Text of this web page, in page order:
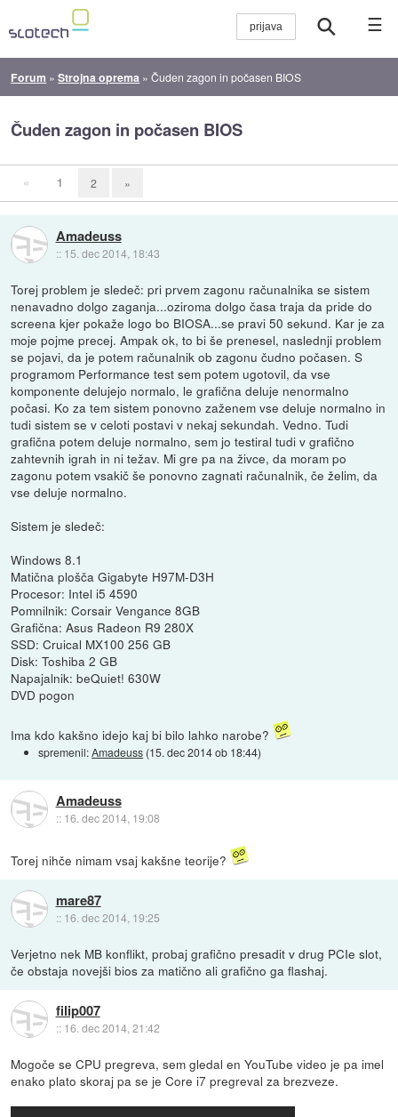
☰
Forum »Strojna oprema »Čuden zagon in počasen BIOS
Čuden zagon in počasen BIOS
« 1 2 »
Amadeuss
:: 15. dec 2014, 18:43
Torej problem je sledeč: pri prvem zagonu računalnika se sistem
nenavadno dolgo zaganja...oziroma dolgo časa traja da pride do
screena kjer pokaže logo bo BIOSA...se pravi 50 sekund. Kar je za
moje pojme precej. Ampak ok, to bi še prenesel, naslednji problem
se pojavi, da je potem računalnik ob zagonu čudno počasen. S
programom Performance test sem potem ugotovil, da vse
komponente delujejo normalo, le grafična deluje nenormalno
počasi. Ko za tem sistem ponovno zaženem vse deluje normalno in
tudi sistem se v celoti postavi v nekaj sekundah. Vedno. Tudi
grafična potem deluje normalno, sem jo testiral tudi v grafično
zahtevnih igrah in ni težav. Mi gre pa na živce, da moram po
zagonu potem vsakič še ponovno zagnati računalnik, če želim, da
vse deluje normalno.
Sistem je sledeč:
Windows 8.1
Matična plošča Gigabyte H97M-D3H
Procesor: Intel i5 4590
Pomnilnik: Corsair Vengance 8GB
Grafična: Asus Radeon R9 280X
SSD: Cruical MX100 256 GB
Disk: Toshiba 2 GB
Napajalnik: beQuiet! 630W
DVD pogon
Ima kdo kakšno idejo kaj bi bilo lahko narobe?
spremenil:Amadeuss (15. dec 2014 ob 18:44)
Amadeuss
:: 16. dec 2014, 19:08
Torej nihče nimam vsaj kakšne teorije?
mare87
:: 16. dec 2014, 19:25
Verjetno nek MB konflikt, probaj grafično presadit v drug PCIe slot,
če obstaja novejši bios za matično ali grafično ga flashaj.
filip007
:: 16. dec 2014, 21:42
Mogoče se CPU pregreva, sem gledal en YouTube video je pa imel
enako plato skoraj pa se je Core i7 pregreval za brezveze.